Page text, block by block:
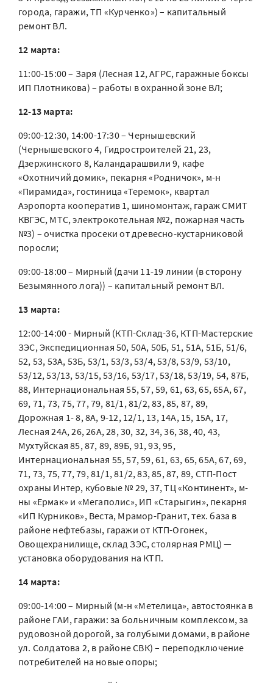
города, гаражи, ТП «Курченко») – капитальный
ремонт ВЛ.
12 марта:
11:00-15:00 – Заря (Лесная 12, АГРС, гаражные боксы
ИП Плотникова) – работы в охранной зоне ВЛ;
12-13 марта:
09:00-12:30, 14:00-17:30 – Чернышевский
(Чернышевского 4, Гидростроителей 21, 23,
Дзержинского 8, Каландарашвили 9, кафе
«Охотничий домик», пекарня «Родничок», м-н
«Пирамида», гостиница «Теремок», квартал
Аэропорта кооператив 1, шиномонтаж, гараж СМИТ
КВГЭС, МТС, электрокотельная №2, пожарная часть
№3) – очистка просеки от древесно-кустарниковой
поросли;
09:00-18:00 – Мирный (дачи 11-19 линии (в сторону
Безымянного лога)) – капитальный ремонт ВЛ.
13 марта:
12:00-14:00 - Мирный (КТП-Склад-36, КТП-Мастерские
ЗЭС, Экспедиционная 50, 50А, 50Б, 51, 51А, 51Б, 51/6,
52, 53, 53А, 53Б, 53/1, 53/3, 53/4, 53/8, 53/9, 53/10,
53/12, 53/13, 53/15, 53/16, 53/17, 53/18, 53/19, 54, 87Б,
88, Интернациональная 55, 57, 59, 61, 63, 65, 65А, 67,
69, 71, 73, 75, 77, 79, 81/1, 81/2, 83, 85, 87, 89,
Дорожная 1- 8, 8А, 9-12, 12/1, 13, 14А, 15, 15А, 17,
Лесная 24А, 26, 26А, 28, 30, 32, 34, 36, 38, 40, 43,
Мухтуйская 85, 87, 89, 89Б, 91, 93, 95,
Интернациональная 55, 57, 59, 61, 63, 65, 65А, 67, 69,
71, 73, 75, 77, 79, 81/1, 81/2, 83, 85, 87, 89, СТП-Пост
охраны Интер, кубовые № 29, 37, ТЦ «Континент», м-
ны «Ермак» и «Мегаполис», ИП «Старыгин», пекарня
«ИП Курников», Веста, Мрамор-Гранит, тех. база в
районе нефтебазы, гаражи от КТП-Огонек,
Овощехранилище, склад ЗЭС, столярная РМЦ) —
установка оборудования на КТП.
14 марта:
09:00-14:00 – Мирный (м-н «Метелица», автостоянка в
районе ГАИ, гаражи: за больничным комплексом, за
рудовозной дорогой, за голубыми домами, в районе
ул. Солдатова 2, в районе СВК) – переподключение
потребителей на новые опоры;